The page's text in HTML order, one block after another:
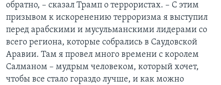
обратно, – сказал Трамп о террористах. – С этим
призывом к искоренению терроризма я выступил
перед арабскими и мусульманскими лидерами со
всего региона, которые собрались в Саудовской
Аравии. Там я провел много времени с королем
Салманом – мудрым человеком, который хочет,
чтобы все стало гораздо лучше, и как можно